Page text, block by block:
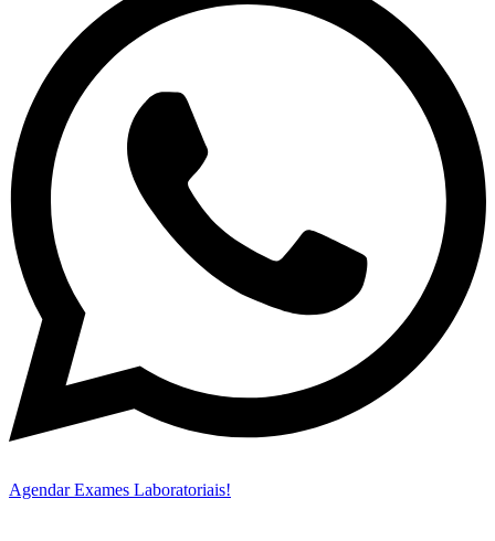
Agendar Exames Laboratoriais!